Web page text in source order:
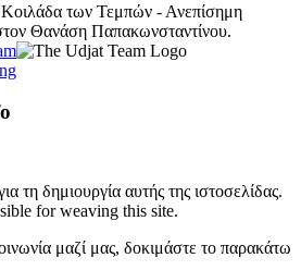
των Τεμπών - Ανεπίσημη
Θανάση Παπακωνσταντίνου.
τη δημιουργία αυτής της ιστοσελίδας.
for weaving this site.
μαζί μας, δοκιμάστε το παρακάτω